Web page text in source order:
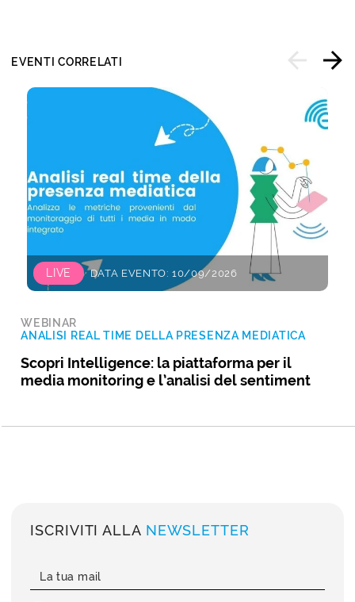
EVENTI CORRELATI
LIVE DATA EVENTO: 10/09/2026
WEBINAR
ANALISI REAL TIME DELLA PRESENZA MEDIATICA
Scopri Intelligence: la piattaforma per il
media monitoring e l’analisi del sentiment
ISCRIVITI ALLA NEWSLETTER